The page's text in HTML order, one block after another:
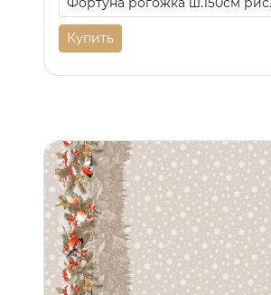
Купить